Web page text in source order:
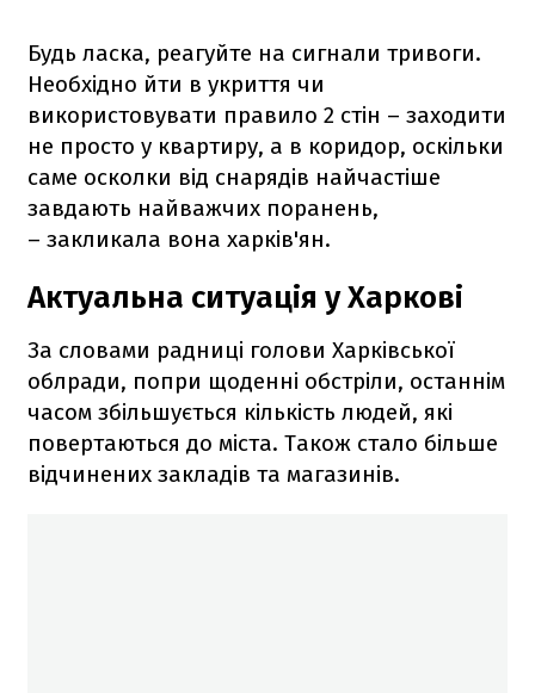
Будь ласка, реагуйте на сигнали тривоги.
Необхідно йти в укриття чи
використовувати правило 2 стін – заходити
не просто у квартиру, а в коридор, оскільки
саме осколки від снарядів найчастіше
завдають найважчих поранень,
– закликала вона харків'ян.
Актуальна ситуація у Харкові
За словами радниці голови Харківської
облради, попри щоденні обстріли, останнім
часом збільшується кількість людей, які
повертаються до міста. Також стало більше
відчинених закладів та магазинів.